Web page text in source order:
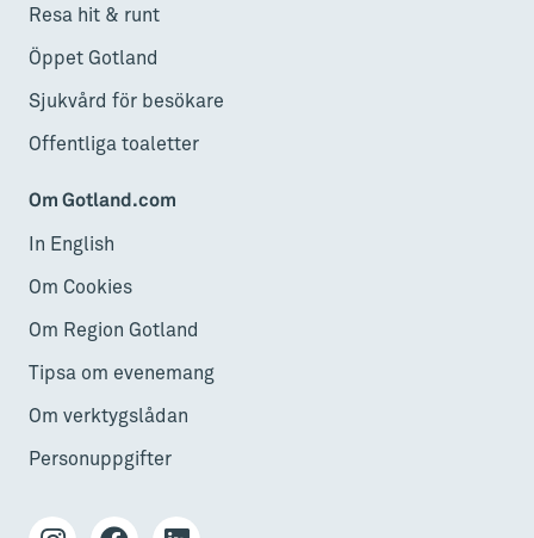
Resa hit & runt
Öppet Gotland
Sjukvård för besökare
Offentliga toaletter
Om Gotland.com
In English
Om Cookies
Om Region Gotland
Tipsa om evenemang
Om verktygslådan
Personuppgifter